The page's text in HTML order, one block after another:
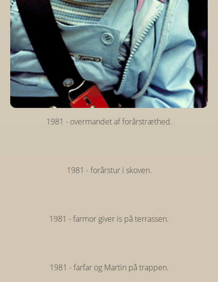
1981 - overmandet af forårstræthed.
1981 - forårstur i skoven.
1981 - farmor giver is på terrassen.
1981 - farfar og Martin på trappen.